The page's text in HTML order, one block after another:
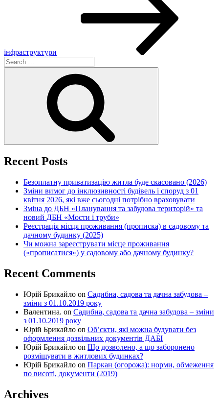
інфраструктури
Search
for:
Recent Posts
Безоплатну приватизацію житла буде скасовано (2026)
Зміни вимог до інклюзивності будівель і споруд з 01
квітня 2026, які вже сьогодні потрібно враховувати
Зміна до ДБН «Планування та забудова територій» та
новий ДБН «Мости і труби»
Реєстрація місця проживання (прописка) в садовому та
дачному будинку (2025)
Чи можна зареєструвати місце проживання
(«прописатися») у садовому або дачному будинку?
Recent Comments
Юрій Брикайло on Садибна, садова та дачна забудова –
зміни з 01.10.2019 року
Валентина. on Садибна, садова та дачна забудова – зміни
з 01.10.2019 року
Юрій Брикайло on Об’єкти, які можна будувати без
оформлення дозвільних документів ДАБІ
Юрій Брикайло on Що дозволено, а що заборонено
розміщувати в житлових будинках?
Юрій Брикайло on Паркан (огорожа): норми, обмеження
по висоті, документи (2019)
Archives